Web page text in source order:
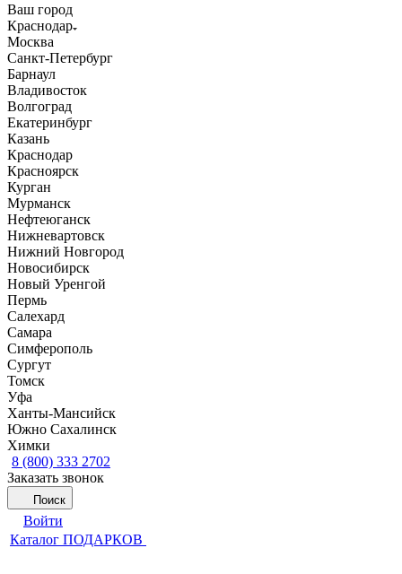
Ваш город
Краснодар
Москва
Санкт-Петербург
Барнаул
Владивосток
Волгоград
Екатеринбург
Казань
Краснодар
Красноярск
Курган
Мурманск
Нефтеюганск
Нижневартовск
Нижний Новгород
Новосибирск
Новый Уренгой
Пермь
Салехард
Самара
Симферополь
Сургут
Томск
Уфа
Ханты-Мансийск
Южно Сахалинск
Химки
8 (800) 333 2702
Заказать звонок
Поиск
Войти
Каталог ПОДАРКОВ